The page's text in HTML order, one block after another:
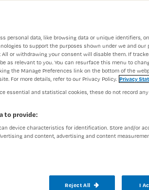
Nursing
een antipsychoticum dat
bij de ziekte van
personal data, like browsing data or unique identifiers,
to support the purposes shown under we and our
All or withdrawing your consent will disable them. If
as relevant to you. You can resurface this menu to
the Manage Preferences link on the bottom of the
For more details, refer to our Privacy Policy. Privacy
essential and statistical cookies, these do not record
to provide:
device characteristics for identification. Store and/or
and content, advertising and content
Reject All I